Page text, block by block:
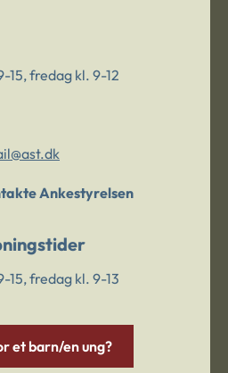
fredag kl. 9-12
Ankestyrelsen
fredag kl. 9-13
et barn/en ung?